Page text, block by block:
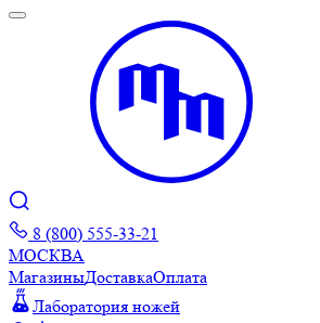
8 (800) 555-33-21
МОСКВА
МагазиныДоставкаОплата
Лаборатория ножей